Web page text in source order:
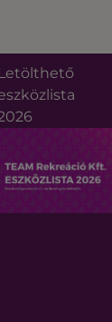
Letölthető